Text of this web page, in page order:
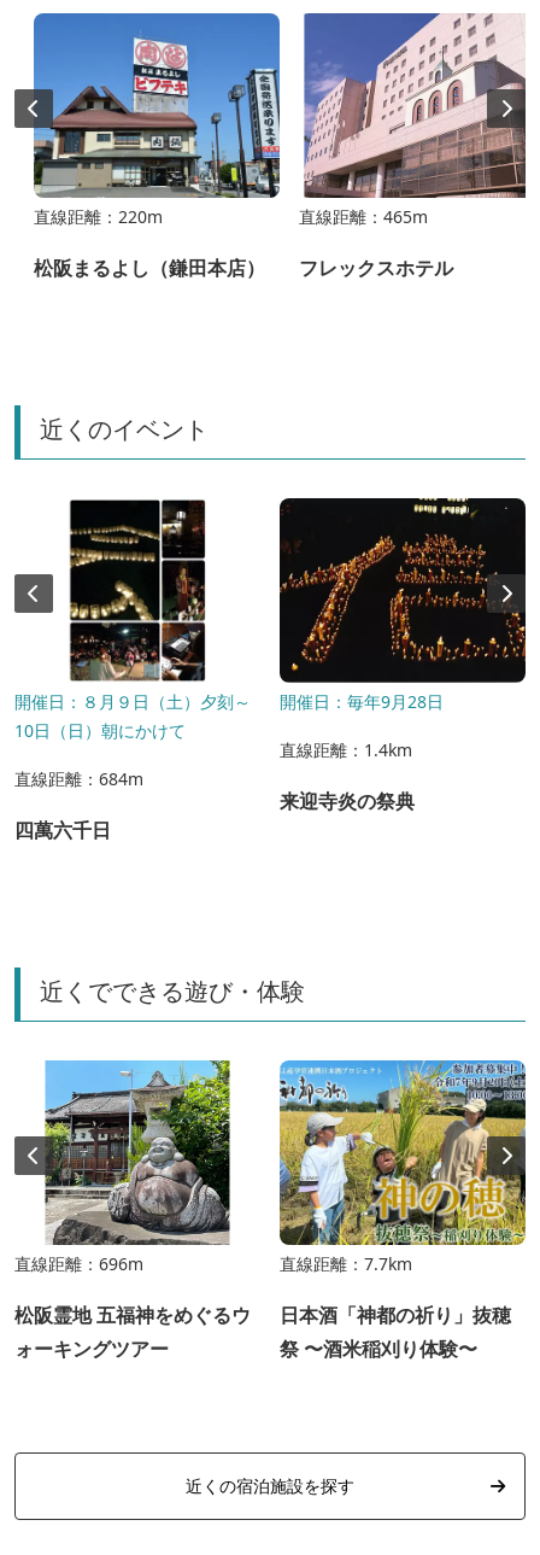
直線距離：220m
松阪まるよし（鎌田本店）
直線距離：465m
フレックスホテル
近くのイベント
開催日：８月９日（土）夕刻～
10日（日）朝にかけて
直線距離：684m
四萬六千日
開催日：毎年9月28日
直線距離：1.4km
来迎寺炎の祭典
近くでできる遊び・体験
直線距離：696m
松阪霊地 五福神をめぐるウ
ォーキングツアー
直線距離：7.7km
日本酒「神都の祈り」抜穂
祭 〜酒米稲刈り体験〜
近くの宿泊施設を探す